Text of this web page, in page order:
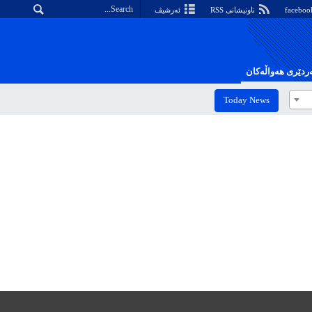
ناونیشانی RSS ئەرشیڤ
هەواڵەکان
Today News